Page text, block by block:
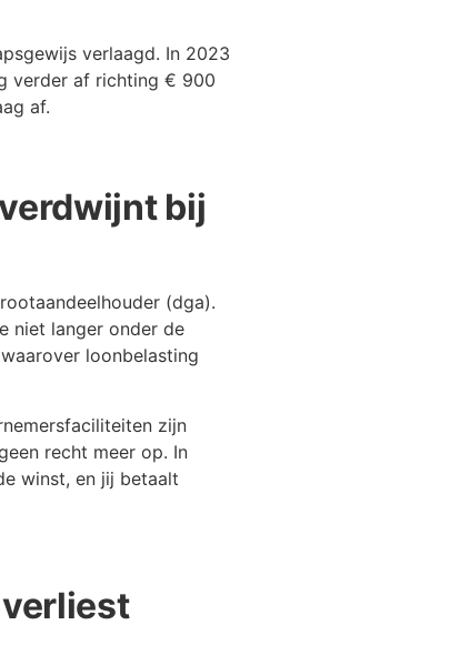
verlaagd. In 2023
verder af richting € 900
af.
bij
(dga).
niet langer onder de
loonbelasting
zijn
recht meer op. In
winst, en jij betaalt